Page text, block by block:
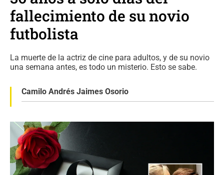
fallecimiento de su novio
futbolista
La muerte de la actriz de cine para adultos, y de su novio
una semana antes, es todo un misterio. Esto se sabe.
Camilo Andrés Jaimes Osorio